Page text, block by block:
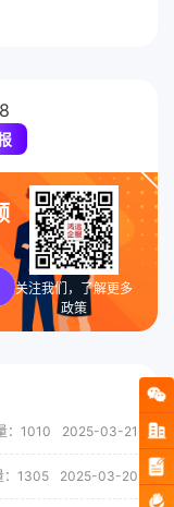
关注我们，了解更多
政策
：1010 2025-03-21
：1305 2025-03-20